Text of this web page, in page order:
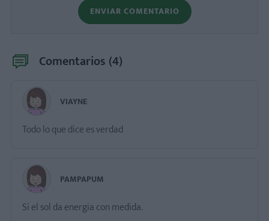
ENVIAR COMENTARIO
Comentarios (4)
VIAYNE
Todo lo que dice es verdad
PAMPAPUM
Si el sol da energia con medida.